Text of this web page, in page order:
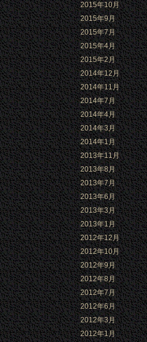
2015年10月
2015年9月
2015年7月
2015年4月
2015年2月
2014年12月
2014年11月
2014年7月
2014年4月
2014年3月
2014年1月
2013年11月
2013年8月
2013年7月
2013年6月
2013年3月
2013年1月
2012年12月
2012年10月
2012年9月
2012年8月
2012年7月
2012年6月
2012年3月
2012年1月